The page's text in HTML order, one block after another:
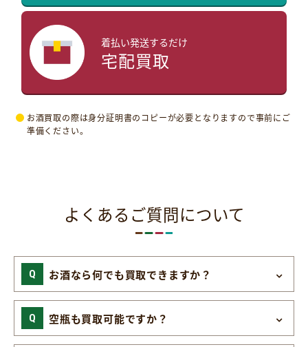
着払い発送するだけ
宅配買取
お酒買取の際は身分証明書のコピーが必要となりますので事前にご
準備ください。
よくあるご質問について
お酒なら何でも買取できますか？
空瓶も買取可能ですか？